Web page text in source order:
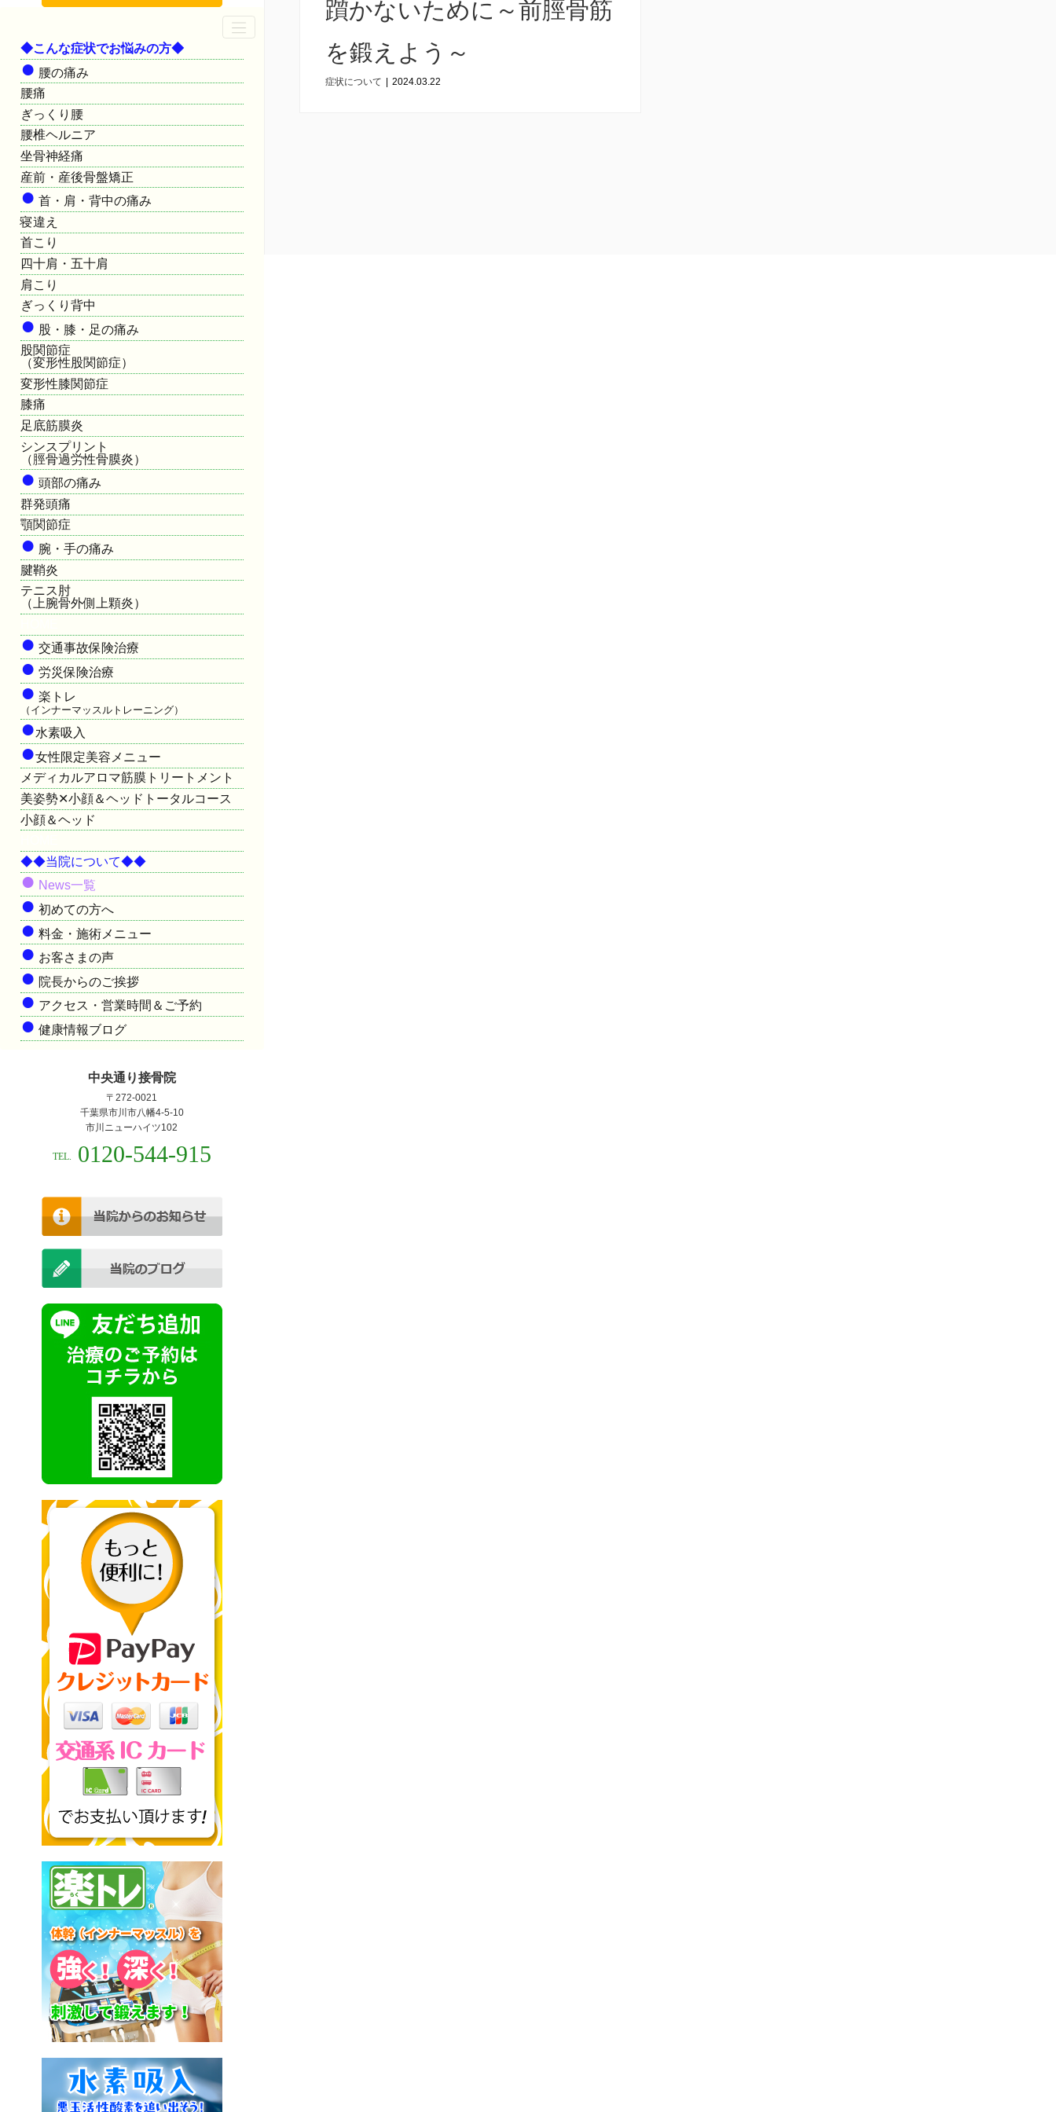
◆こんな症状でお悩みの方◆
● 腰の痛み
腰痛
ぎっくり腰
腰椎ヘルニア
坐骨神経痛
産前・産後骨盤矯正
● 首・肩・背中の痛み
寝違え
首こり
四十肩・五十肩
肩こり
ぎっくり背中
● 股・膝・足の痛み
股関節症
（変形性股関節症）
変形性膝関節症
膝痛
足底筋膜炎
シンスプリント
（脛骨過労性骨膜炎）
● 頭部の痛み
群発頭痛
顎関節症
● 腕・手の痛み
腱鞘炎
テニス肘
（上腕骨外側上顆炎）
● 交通事故保険治療
● 労災保険治療
● 楽トレ
（インナーマッスルトレーニング）
●水素吸入
●女性限定美容メニュー
メディカルアロマ筋膜トリートメント
美姿勢✕小顔＆ヘッドトータルコース
小顔＆ヘッド
◆◆当院について◆◆
● News一覧
● 初めての方へ
● 料金・施術メニュー
● お客さまの声
● 院長からのご挨拶
● アクセス・営業時間＆ご予約
● 健康情報ブログ
中央通り接骨院
〒272-0021
千葉県市川市八幡4-5-10
市川ニューハイツ102
TEL. 0120-544-915
躓かないために～前脛骨筋
を鍛えよう～
症状について | 2024.03.22